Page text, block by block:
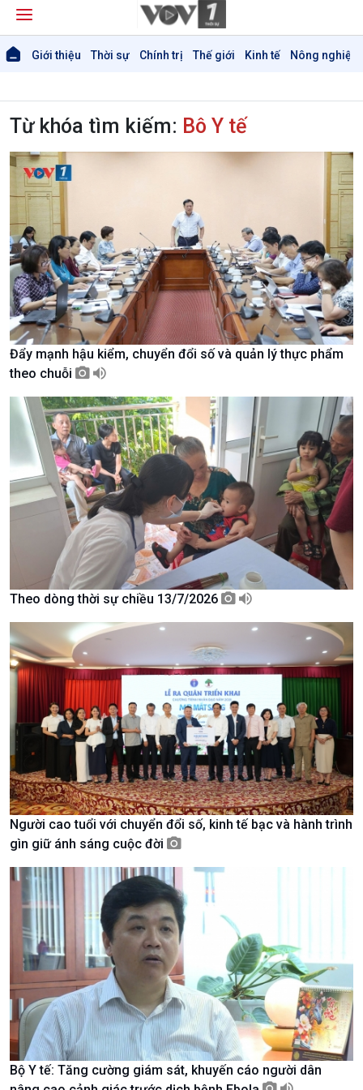
Giới thiệu Thời sự Chính trị Thế giới Kinh tế Nông nghiệp
Giới thiệu
Thời sự
Thời sự 6h
Thời sự 12h
Thời sự 18h
Thời sự 21h30
Bản tin
Chuyên mục
Theo dòng Thời sự
Chính trị
Tin Chính trị
Chính phủ với người dân
Quốc hội với cử tri
Xây dựng đảng
Đảng trong cuộc sống
Nhận diện sự thật
Pháp luật và đời sống
Tin thế giới
Vấn đề quốc tế
Hồ sơ sự kiện quốc tế
Thế giới & Việt Nam
Biên cương - Một dải vững
bền
Từ khóa tìm kiếm: Bô Y tế
Đẩy mạnh hậu kiểm, chuyển đổi số và quản lý thực phẩm
theo chuỗi
Theo dòng thời sự chiều 13/7/2026
Người cao tuổi với chuyển đổi số, kinh tế bạc và hành trình
gìn giữ ánh sáng cuộc đời
Bộ Y tế: Tăng cường giám sát, khuyến cáo người dân